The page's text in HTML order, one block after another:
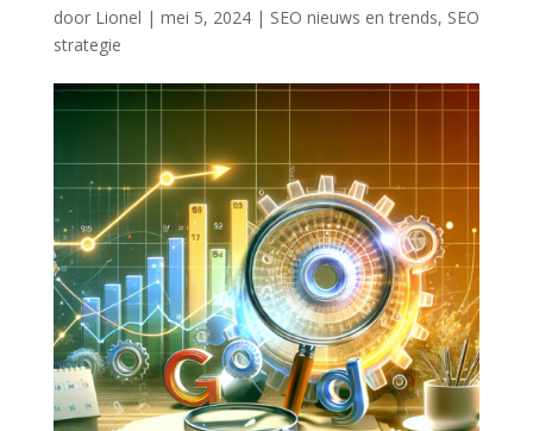
door Lionel | mei 5, 2024| SEO nieuws en trends, SEO
strategie